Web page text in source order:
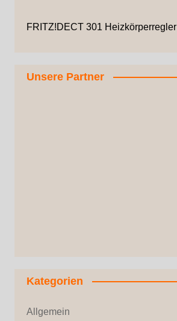
FRITZ!DECT 301 Heizkörperregler
Unsere Partner
Kategorien
Allgemein